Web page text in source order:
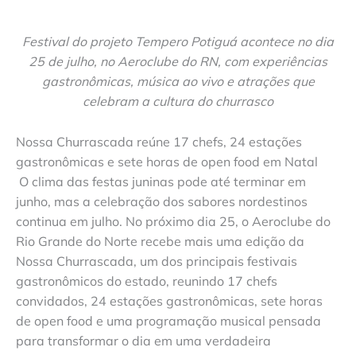
Festival do projeto Tempero Potiguá acontece no dia
25 de julho, no Aeroclube do RN, com experiências
gastronômicas, música ao vivo e atrações que
celebram a cultura do churrasco
Nossa Churrascada reúne 17 chefs, 24 estações
gastronômicas e sete horas de open food em Natal
O clima das festas juninas pode até terminar em
junho, mas a celebração dos sabores nordestinos
continua em julho. No próximo dia 25, o Aeroclube do
Rio Grande do Norte recebe mais uma edição da
Nossa Churrascada, um dos principais festivais
gastronômicos do estado, reunindo 17 chefs
convidados, 24 estações gastronômicas, sete horas
de open food e uma programação musical pensada
para transformar o dia em uma verdadeira